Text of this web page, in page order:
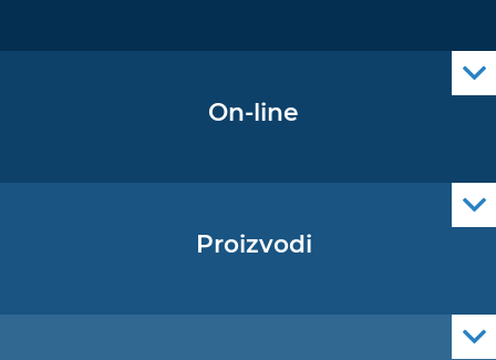
On-line
Proizvodi